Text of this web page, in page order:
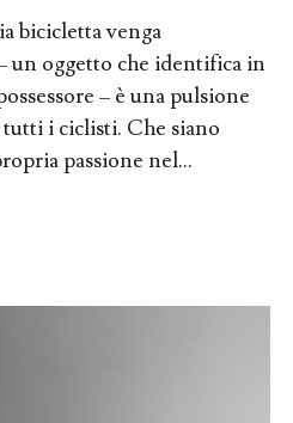
bicicletta venga
un oggetto che identifica in
– è una pulsione
i ciclisti. Che siano
passione nel...